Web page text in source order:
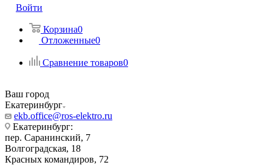
Войти
Корзина0
Отложенные0
Сравнение товаров0
Ваш город
Екатеринбург
ekb.office@ros-elektro.ru
Екатеринбург:
пер. Саранинский, 7
Волгоградская, 18
Красных командиров, 72